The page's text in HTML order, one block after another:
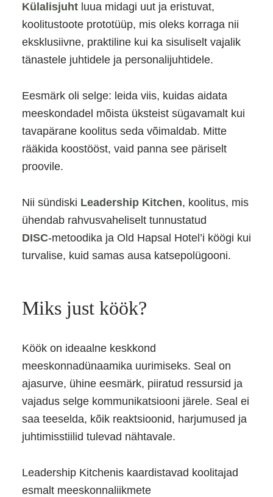
Külalisjuht luua midagi uut ja eristuvat,
koolitustoote prototüüp, mis oleks korraga nii
eksklusiivne, praktiline kui ka sisuliselt vajalik
tänastele juhtidele ja personalijuhtidele.
Eesmärk oli selge: leida viis, kuidas aidata
meeskondadel mõista üksteist sügavamalt kui
tavapärane koolitus seda võimaldab. Mitte
rääkida koostööst, vaid panna see päriselt
proovile.
Nii sündiski Leadership Kitchen, koolitus, mis
ühendab rahvusvaheliselt tunnustatud
DISC‑metoodika ja Old Hapsal Hotel’i köögi kui
turvalise, kuid samas ausa katsepolügooni.
Miks just köök?
Köök on ideaalne keskkond
meeskonnadünaamika uurimiseks. Seal on
ajasurve, ühine eesmärk, piiratud ressursid ja
vajadus selge kommunikatsiooni järele. Seal ei
saa teeselda, kõik reaktsioonid, harjumused ja
juhtimisstiilid tulevad nähtavale.
Leadership Kitchenis kaardistavad koolitajad
esmalt meeskonnaliikmete